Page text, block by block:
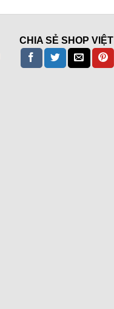
CHIA SẺ SHOP VIỆT